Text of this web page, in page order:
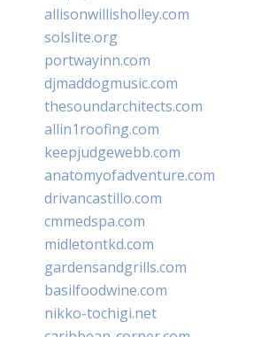
allisonwillisholley.com
solslite.org
portwayinn.com
djmaddogmusic.com
thesoundarchitects.com
allin1roofing.com
keepjudgewebb.com
anatomyofadventure.com
drivancastillo.com
cmmedspa.com
midletontkd.com
gardensandgrills.com
basilfoodwine.com
nikko-tochigi.net